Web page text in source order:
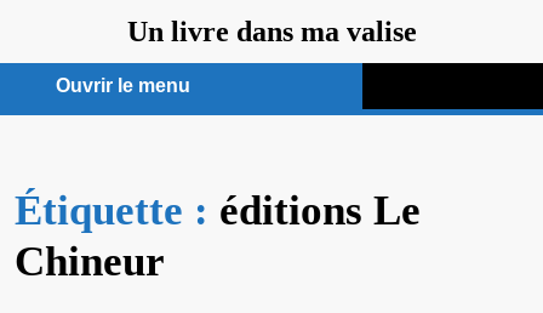
contenu
Un livre dans ma valise
Ouvrir le menu
menu
Étiquette : éditions Le
Chineur